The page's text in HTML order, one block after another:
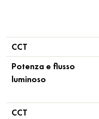
CCT
Potenza e flusso
luminoso
CCT